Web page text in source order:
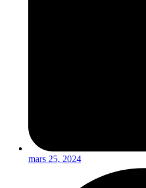
mars 25, 2024